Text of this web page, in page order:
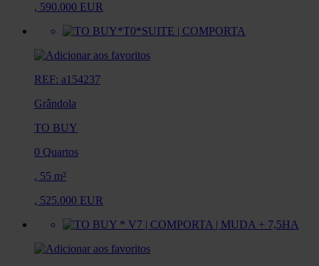
, 590.000 EUR
REF: a154237
Grândola
TO BUY
0 Quartos
, 55 m²
, 525.000 EUR